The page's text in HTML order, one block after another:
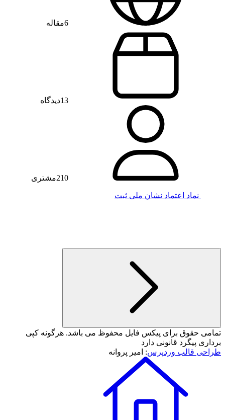
6مقاله
13دیدگاه
210مشتری
نماد اعتماد نشان ملی ثبت
تمامی حقوق برای پیکس فایل محفوظ می باشد. هرگونه کپی
برداری پیگرد قانونی دارد
طراحی قالب وردپرس: امیر پروانه